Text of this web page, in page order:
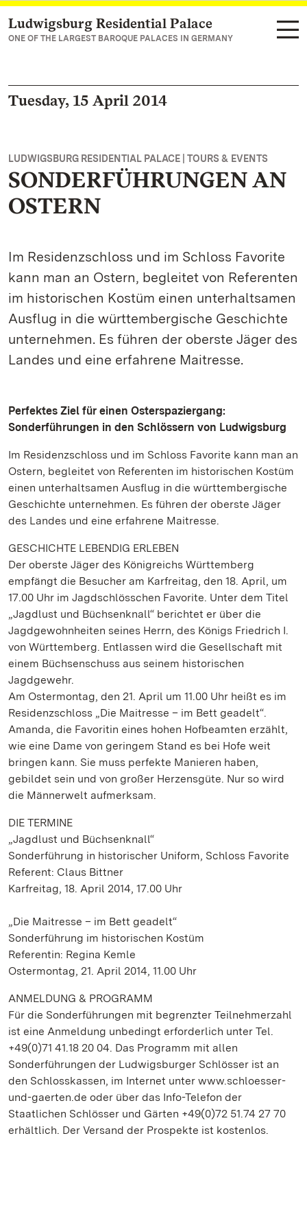
Navigate to main page
Ludwigsburg Residential Palace
ONE OF THE LARGEST BAROQUE PALACES IN GERMANY
Tuesday, 15 April 2014
LUDWIGSBURG RESIDENTIAL PALACE | TOURS & EVENTS
SONDERFÜHRUNGEN AN
OSTERN
Im Residenzschloss und im Schloss Favorite
kann man an Ostern, begleitet von Referenten
im historischen Kostüm einen unterhaltsamen
Ausflug in die württembergische Geschichte
unternehmen. Es führen der oberste Jäger des
Landes und eine erfahrene Maitresse.
Perfektes Ziel für einen Osterspaziergang:
Sonderführungen in den Schlössern von Ludwigsburg
Im Residenzschloss und im Schloss Favorite kann man an
Ostern, begleitet von Referenten im historischen Kostüm
einen unterhaltsamen Ausflug in die württembergische
Geschichte unternehmen. Es führen der oberste Jäger
des Landes und eine erfahrene Maitresse.
GESCHICHTE LEBENDIG ERLEBEN
Der oberste Jäger des Königreichs Württemberg
empfängt die Besucher am Karfreitag, den 18. April, um
17.00 Uhr im Jagdschlösschen Favorite. Unter dem Titel
„Jagdlust und Büchsenknall“ berichtet er über die
Jagdgewohnheiten seines Herrn, des Königs Friedrich I.
von Württemberg. Entlassen wird die Gesellschaft mit
einem Büchsenschuss aus seinem historischen
Jagdgewehr.
Am Ostermontag, den 21. April um 11.00 Uhr heißt es im
Residenzschloss „Die Maitresse – im Bett geadelt“.
Amanda, die Favoritin eines hohen Hofbeamten erzählt,
wie eine Dame von geringem Stand es bei Hofe weit
bringen kann. Sie muss perfekte Manieren haben,
gebildet sein und von großer Herzensgüte. Nur so wird
die Männerwelt aufmerksam.
DIE TERMINE
„Jagdlust und Büchsenknall“
Sonderführung in historischer Uniform, Schloss Favorite
Referent: Claus Bittner
Karfreitag, 18. April 2014, 17.00 Uhr
„Die Maitresse – im Bett geadelt“
Sonderführung im historischen Kostüm
Referentin: Regina Kemle
Ostermontag, 21. April 2014, 11.00 Uhr
ANMELDUNG & PROGRAMM
Für die Sonderführungen mit begrenzter Teilnehmerzahl
ist eine Anmeldung unbedingt erforderlich unter Tel.
+49(0)71 41.18 20 04. Das Programm mit allen
Sonderführungen der Ludwigsburger Schlösser ist an
den Schlosskassen, im Internet unter www.schloesser-
und-gaerten.de oder über das Info-Telefon der
Staatlichen Schlösser und Gärten +49(0)72 51.74 27 70
erhältlich. Der Versand der Prospekte ist kostenlos.